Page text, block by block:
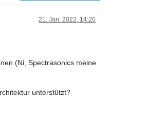
21. Jan. 2022, 14:20
(Ni, Spectrasonics meine
unterstützt?